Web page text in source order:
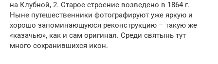
на Клубной, 2. Старое строение возведено в 1864 г.
Ныне путешественники фотографируют уже яркую и
хорошо запоминающуюся реконструкцию – такую же
«казачью», как и сам оригинал. Среди святынь тут
много сохранившихся икон.